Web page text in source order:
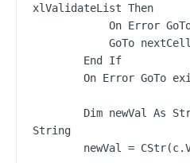
xlValidateList Then
String